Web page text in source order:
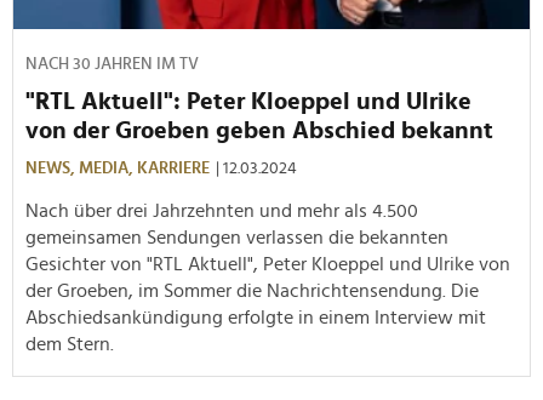
NACH 30 JAHREN IM TV
"RTL Aktuell": Peter Kloeppel und Ulrike
von der Groeben geben Abschied bekannt
NEWS, MEDIA, KARRIERE | 12.03.2024
Nach über drei Jahrzehnten und mehr als 4.500
gemeinsamen Sendungen verlassen die bekannten
Gesichter von "RTL Aktuell", Peter Kloeppel und Ulrike von
der Groeben, im Sommer die Nachrichtensendung. Die
Abschiedsankündigung erfolgte in einem Interview mit
dem Stern.